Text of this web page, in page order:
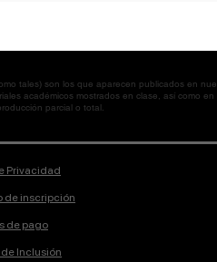
tales) son los que aparecen publicados en
académicos mostrados en clase, así como
parcial o total.
Privacidad
de inscripción
de pago
Inclusión